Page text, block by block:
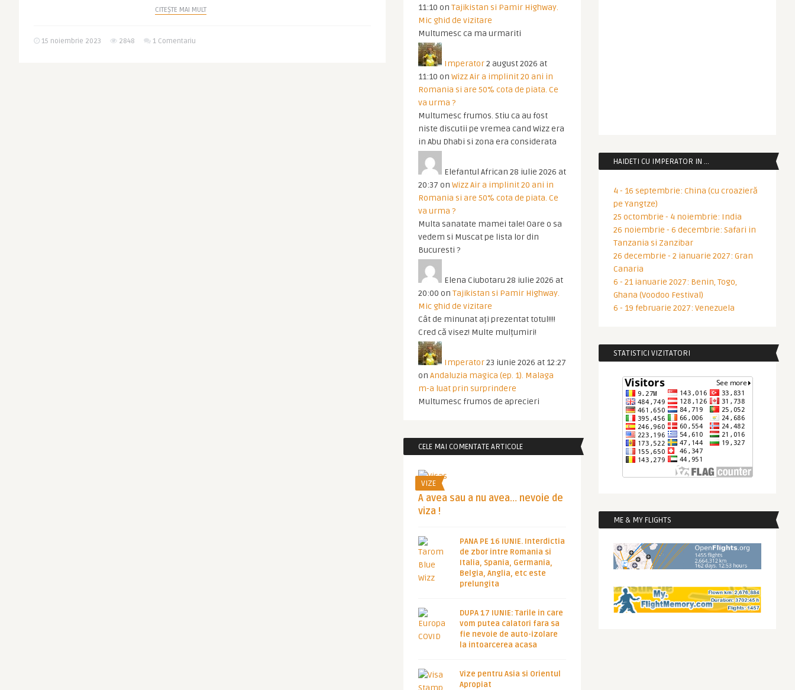
CITEȘTE MAI MULT
15 noiembrie 2023 2848 1 Comentariu
11:10 on Tajikistan si Pamir Highway.
Mic ghid de vizitare
Multumesc ca ma urmariti
Imperator2 august 2026 at
11:10 on Wizz Air a implinit 20 ani in
Romania si are 50% cota de piata. Ce
va urma ?
Multumesc frumos. Stiu ca au fost
niste discutii pe vremea cand Wizz era
in Abu Dhabi si zona era considerata
Elefantul African 28 iulie 2026 at
20:37 on Wizz Air a implinit 20 ani in
Romania si are 50% cota de piata. Ce
va urma ?
Multa sanatate mamei tale! Oare o sa
vedem si Muscat pe lista lor din
Bucuresti ?
Elena Ciubotaru 28 iulie 2026 at
20:00 on Tajikistan si Pamir Highway.
Mic ghid de vizitare
Cât de minunat ați prezentat totul!!!!
Cred că visez! Multe mulțumiri!
Imperator23 iunie 2026 at 12:27
on Andaluzia magica (ep. 1). Malaga
m-a luat prin surprindere
Multumesc frumos de aprecieri
CELE MAI COMENTATE ARTICOLE
VIZE
A avea sau a nu avea… nevoie de
viza !
PANA PE 16 IUNIE. Interdictia
de zbor intre Romania si
Italia, Spania, Germania,
Belgia, Anglia, etc este
prelungita
DUPA 17 IUNIE: Tarile in care
vom putea calatori fara sa
fie nevoie de auto-izolare
la intoarcerea acasa
Vize pentru Asia si Orientul
Apropiat
HAIDETI CU IMPERATOR IN …
4 - 16 septembrie: China (cu croazieră
pe Yangtze)
25 octombrie - 4 noiembrie: India
26 noiembrie - 6 decembrie: Safari in
Tanzania si Zanzibar
26 decembrie - 2 ianuarie 2027: Gran
Canaria
6 - 21 ianuarie 2027: Benin, Togo,
Ghana (Voodoo Festival)
6 - 19 februarie 2027: Venezuela
STATISTICI VIZITATORI
ME & MY FLIGHTS